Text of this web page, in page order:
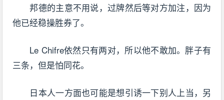
邦德的主意不用说，过牌然后等对方加注，因为
他已经稳操胜券了。
Le Chifre依然只有两对，所以他不敢加。胖子有
三条，但是怕同花。
日本人一方面也可能是想引诱一下别人上当，另